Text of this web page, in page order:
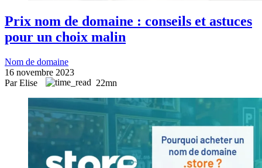
Prix nom de domaine : conseils et astuces
pour un choix malin
Nom de domaine
16 novembre 2023
Par Elise
22mn